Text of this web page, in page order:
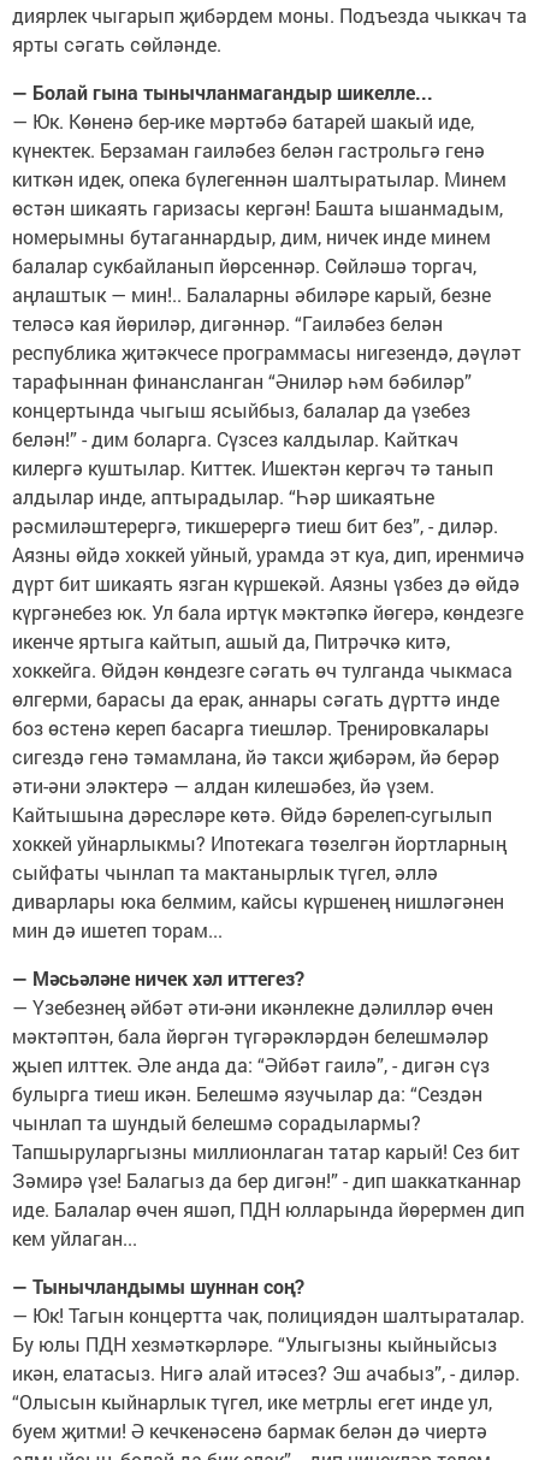
диярлек чыгарып җибәрдем моны. Подъезда чыккач та
ярты сәгать сөйләнде.
— Болай гына тынычланмагандыр шикелле...
— Юк. Көненә бер-ике мәртәбә батарей шакый иде,
күнектек. Берзаман гаиләбез белән гастрольгә генә
киткән идек, опека бүлегеннән шалтыратылар. Минем
өстән шикаять гаризасы кергән! Башта ышанмадым,
номерымны бутаганнардыр, дим, ничек инде минем
балалар сукбайланып йөрсеннәр. Сөйләшә торгач,
аңлаштык — мин!.. Балаларны әбиләре карый, безне
теләсә кая йөриләр, дигәннәр. “Гаиләбез белән
республика җитәкчесе программасы нигезендә, дәүләт
тарафыннан финансланган “Әниләр һәм бәбиләр”
концертында чыгыш ясыйбыз, балалар да үзебез
белән!” - дим боларга. Сүзсез калдылар. Кайткач
килергә куштылар. Киттек. Ишектән кергәч тә танып
алдылар инде, аптырадылар. “Һәр шикаятьне
рәсмиләштерергә, тикшерергә тиеш бит без”, - диләр.
Аязны өйдә хоккей уйный, урамда эт куа, дип, иренмичә
дүрт бит шикаять язган күршекәй. Аязны үзбез дә өйдә
күргәнебез юк. Ул бала иртүк мәктәпкә йөгерә, көндезге
икенче яртыга кайтып, ашый да, Питрәчкә китә,
хоккейга. Өйдән көндезге сәгать өч тулганда чыкмаса
өлгерми, барасы да ерак, аннары сәгать дүрттә инде
боз өстенә кереп басарга тиешләр. Тренировкалары
сигездә генә тәмамлана, йә такси җибәрәм, йә берәр
әти-әни эләктерә — алдан килешәбез, йә үзем.
Кайтышына дәресләре көтә. Өйдә бәрелеп-сугылып
хоккей уйнарлыкмы? Ипотекага төзелгән йортларның
сыйфаты чынлап та мактанырлык түгел, әллә
диварлары юка белмим, кайсы күршенең нишләгәнен
мин дә ишетеп торам...
— Мәсьәләне ничек хәл иттегез?
— Үзебезнең әйбәт әти-әни икәнлекне дәлилләр өчен
мәктәптән, бала йөргән түгәрәкләрдән белешмәләр
җыеп илттек. Әле анда да: “Әйбәт гаилә”, - дигән сүз
булырга тиеш икән. Белешмә язучылар да: “Сездән
чынлап та шундый белешмә сорадылармы?
Тапшыруларгызны миллионлаган татар карый! Сез бит
Зәмирә үзе! Балагыз да бер дигән!” - дип шаккатканнар
иде. Балалар өчен яшәп, ПДН юлларында йөрермен дип
кем уйлаган...
— Тынычландымы шуннан соң?
— Юк! Тагын концертта чак, полициядән шалтыраталар.
Бу юлы ПДН хезмәткәрләре. “Улыгызны кыйныйсыз
икән, елатасыз. Нигә алай итәсез? Эш ачабыз”, - диләр.
“Олысын кыйнарлык түгел, ике метрлы егет инде ул,
буем җитми! Ә кечкенәсенә бармак белән дә чиертә